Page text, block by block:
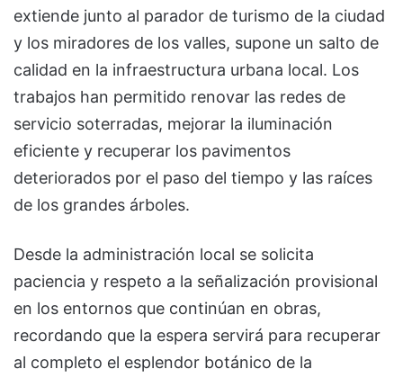
extiende junto al parador de turismo de la ciudad
y los miradores de los valles, supone un salto de
calidad en la infraestructura urbana local. Los
trabajos han permitido renovar las redes de
servicio soterradas, mejorar la iluminación
eficiente y recuperar los pavimentos
deteriorados por el paso del tiempo y las raíces
de los grandes árboles.
Desde la administración local se solicita
paciencia y respeto a la señalización provisional
en los entornos que continúan en obras,
recordando que la espera servirá para recuperar
al completo el esplendor botánico de la